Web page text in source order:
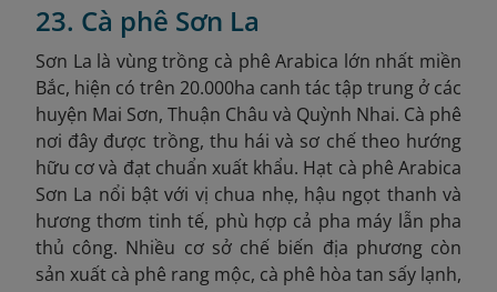
23. Cà phê Sơn La
Sơn La là vùng trồng cà phê Arabica lớn nhất miền
Bắc, hiện có trên 20.000ha canh tác tập trung ở các
huyện Mai Sơn, Thuận Châu và Quỳnh Nhai. Cà phê
nơi đây được trồng, thu hái và sơ chế theo hướng
hữu cơ và đạt chuẩn xuất khẩu. Hạt cà phê Arabica
Sơn La nổi bật với vị chua nhẹ, hậu ngọt thanh và
hương thơm tinh tế, phù hợp cả pha máy lẫn pha
thủ công. Nhiều cơ sở chế biến địa phương còn
sản xuất cà phê rang mộc, cà phê hòa tan sấy lạnh,